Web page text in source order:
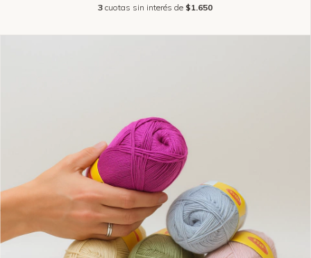
3 cuotas sin interés de $1.650